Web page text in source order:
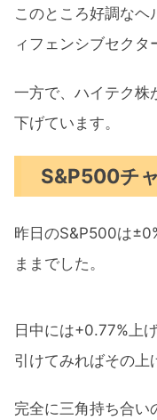
このところ好調な
ィフェンシブセクタ
一方で、ハイテク株
下げています。
S&P500チ
昨日のS&P500は
ままでした。
日中には+0.77%上
引けてみればその上
完全に三角持ち合い